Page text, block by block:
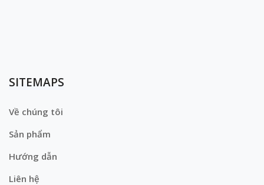
SITEMAPS
Về chúng tôi
Sản phẩm
Hướng dẫn
Liên hệ